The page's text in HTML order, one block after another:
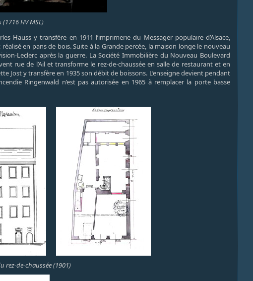
(1716 HV MSL)
Hauss y transfère en 1911 l’imprimerie du Messager populaire d’Alsace,
en pans de bois. Suite à la Grande percée, la maison longe le nouveau
Leclerc après la guerre. La Société Immobilière du Nouveau Boulevard
rue de l’Ail et transforme le rez-de-chaussée en salle de restaurant et en
Jost y transfère en 1935 son débit de boissons. L’enseigne devient pendant
Ringenwald n’est pas autorisée en 1965 à remplacer la porte basse
rez-de-chaussée (1901)